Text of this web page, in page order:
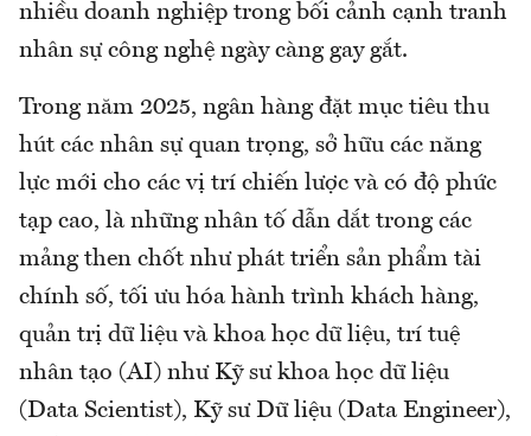
nhiều doanh nghiệp trong bối cảnh cạnh tranh
nhân sự công nghệ ngày càng gay gắt.
Trong năm 2025, ngân hàng đặt mục tiêu thu
hút các nhân sự quan trọng, sở hữu các năng
lực mới cho các vị trí chiến lược và có độ phức
tạp cao, là những nhân tố dẫn dắt trong các
mảng then chốt như phát triển sản phẩm tài
chính số, tối ưu hóa hành trình khách hàng,
quản trị dữ liệu và khoa học dữ liệu, trí tuệ
nhân tạo (AI) như Kỹ sư khoa học dữ liệu
(Data Scientist), Kỹ sư Dữ liệu (Data Engineer),